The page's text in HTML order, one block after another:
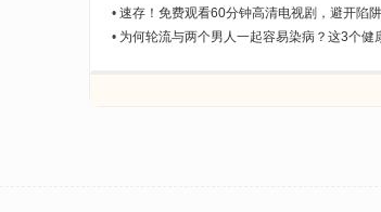
• 速存！免费观看60分钟高清电视剧，避开陷
• 为何轮流与两个男人一起容易染病？这3个健